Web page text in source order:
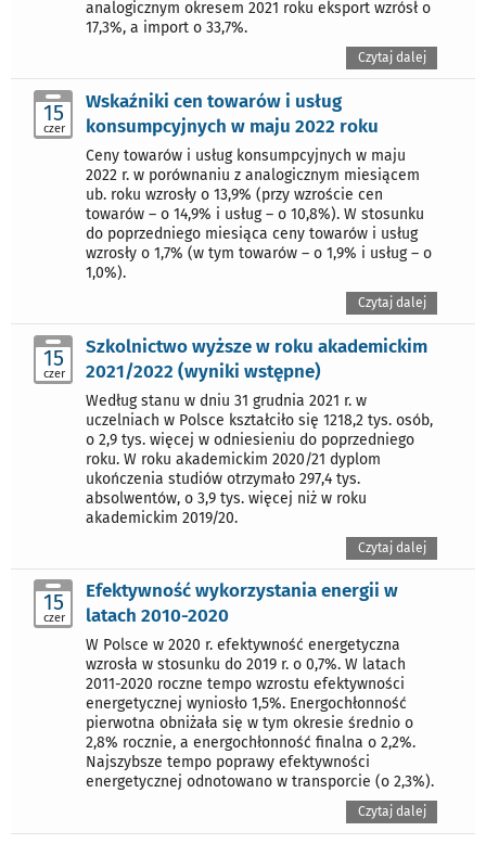
analogicznym okresem 2021 roku eksport wzrósł o
17,3%, a import o 33,7%.
Czytaj dalej
15
czer
Wskaźniki cen towarów i usług
konsumpcyjnych w maju 2022 roku
Ceny towarów i usług konsumpcyjnych w maju
2022 r. w porównaniu z analogicznym miesiącem
ub. roku wzrosły o 13,9% (przy wzroście cen
towarów – o 14,9% i usług – o 10,8%). W stosunku
do poprzedniego miesiąca ceny towarów i usług
wzrosły o 1,7% (w tym towarów – o 1,9% i usług – o
1,0%).
Czytaj dalej
15
czer
Szkolnictwo wyższe w roku akademickim
2021/2022 (wyniki wstępne)
Według stanu w dniu 31 grudnia 2021 r. w
uczelniach w Polsce kształciło się 1218,2 tys. osób,
o 2,9 tys. więcej w odniesieniu do poprzedniego
roku. W roku akademickim 2020/21 dyplom
ukończenia studiów otrzymało 297,4 tys.
absolwentów, o 3,9 tys. więcej niż w roku
akademickim 2019/20.
Czytaj dalej
15
czer
Efektywność wykorzystania energii w
latach 2010-2020
W Polsce w 2020 r. efektywność energetyczna
wzrosła w stosunku do 2019 r. o 0,7%. W latach
2011-2020 roczne tempo wzrostu efektywności
energetycznej wyniosło 1,5%. Energochłonność
pierwotna obniżała się w tym okresie średnio o
2,8% rocznie, a energochłonność finalna o 2,2%.
Najszybsze tempo poprawy efektywności
energetycznej odnotowano w transporcie (o 2,3%).
Czytaj dalej